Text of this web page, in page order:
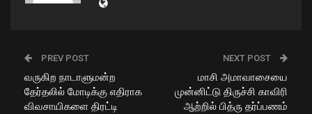
PREV POST
வருகிற நாடாளுமன்ற
தேர்தலில் மோடிக்கு எதிராக
விவசாயிகளை திரட்டி
NEXT POST
மாசி அமாவாசையை
முன்னிட்டு திருச்சி காவிரி
ஆற்றில் பித்ரு தர்ப்பணம்